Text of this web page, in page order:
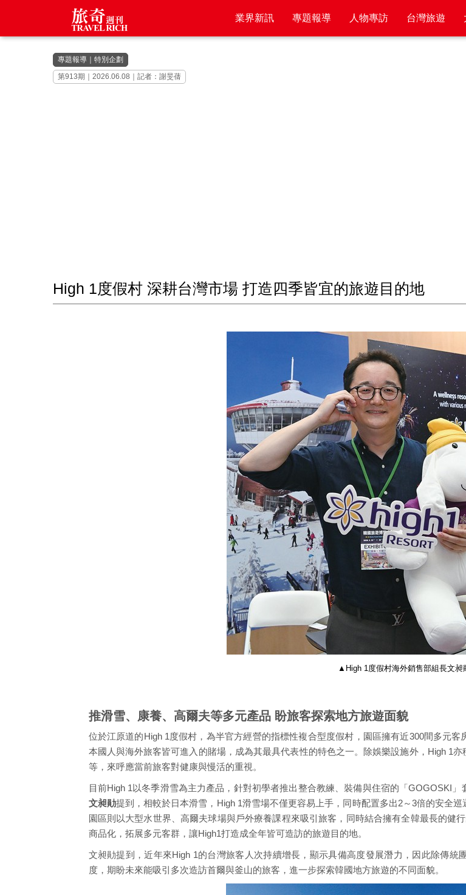
業界新訊 專題報導 人物專訪 台灣旅遊
專題報導
特別企劃
第913期｜2026.06.08｜記者：謝旻蒨
High 1度假村 深耕台灣市場 打造四季皆宜的旅遊目的地
▲High 1度假村海外銷售部組長文昶
推滑雪、康養、高爾夫等多元產品 盼旅客探索地方旅遊面貌
位於江原道的High 1度假村，為半官方經營的指標性複合型度假村，園區擁有近300間多元
本國人與海外旅客皆可進入的賭場，成為其最具代表性的特色之一。除娛樂設施外，High 1
等，來呼應當前旅客對健康與慢活的重視。
目前High 1以冬季滑雪為主力產品，針對初學者推出整合教練、裝備與住宿的「GOGOSKI」
文昶勛提到，相較於日本滑雪，High 1滑雪場不僅更容易上手，同時配置多出2～3倍的安全
園區則以大型水世界、高爾夫球場與戶外療養課程來吸引旅客，同時結合擁有全韓最長的健
商品化，拓展多元客群，讓High1打造成全年皆可造訪的旅遊目的地。
文昶勛提到，近年來High 1的台灣旅客人次持續增長，顯示具備高度發展潛力，因此除傳統
度，期盼未來能吸引多次造訪首爾與釜山的旅客，進一步探索韓國地方旅遊的不同面貌。